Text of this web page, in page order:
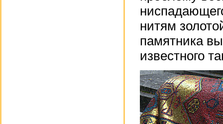
нитям
памятника
известного